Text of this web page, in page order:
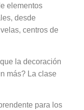
elementos
desde
centros de
la decoración
más? La clase
para los